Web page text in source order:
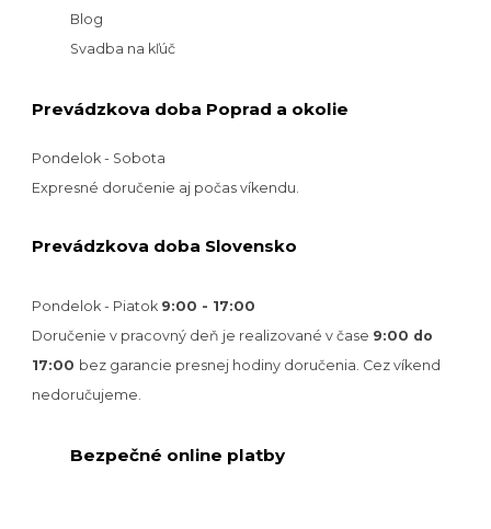
Blog
Svadba na kľúč
Prevádzkova doba Poprad a okolie
Pondelok - Sobota
Expresné doručenie aj počas víkendu.
Prevádzkova doba Slovensko
Pondelok - Piatok 9:00 - 17:00
Doručenie v pracovný deň je realizované v čase 9:00 do
17:00 bez garancie presnej hodiny doručenia. Cez víkend
nedoručujeme.
Bezpečné online platby